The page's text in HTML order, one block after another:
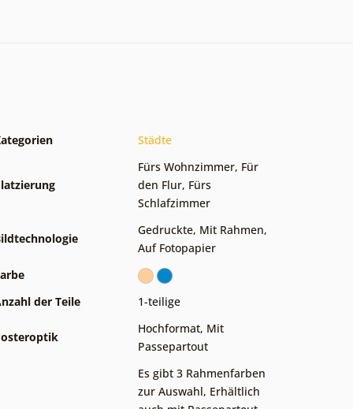
Städte
Fürs Wohnzimmer, Für
den Flur, Fürs
Schlafzimmer
Gedruckte, Mit Rahmen,
Auf Fotopapier
der Teile
1-teilige
Hochformat, Mit
Passepartout
Es gibt 3 Rahmenfarben
zur Auswahl, Erhältlich